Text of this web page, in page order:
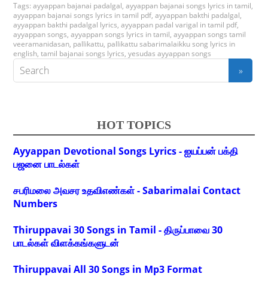
Tags:ayyappan bajanai padalgal,ayyappan bajanai songs lyrics in tamil,
ayyappan bajanai songs lyrics in tamil pdf,ayyappan bakthi padalgal,
ayyappan bakthi padalgal lyrics,ayyappan padal varigal in tamil pdf,
ayyappan songs,ayyappan songs lyrics in tamil,ayyappan songs tamil
veeramanidasan, pallikattu, pallikattu sabarimalaikku song lyrics in
english,tamil bajanai songs lyrics,yesudas ayyappan songs
HOT TOPICS
Ayyappan Devotional Songs Lyrics - ஐயப்பன் பக்தி
பஜனை பாடல்கள்
சபரிமலை அவசர உதவிஎண்கள் - Sabarimalai Contact
Numbers
Thiruppavai 30 Songs in Tamil - திருப்பாவை 30
பாடல்கள் விளக்கங்களுடன்
Thiruppavai All 30 Songs in Mp3 Format